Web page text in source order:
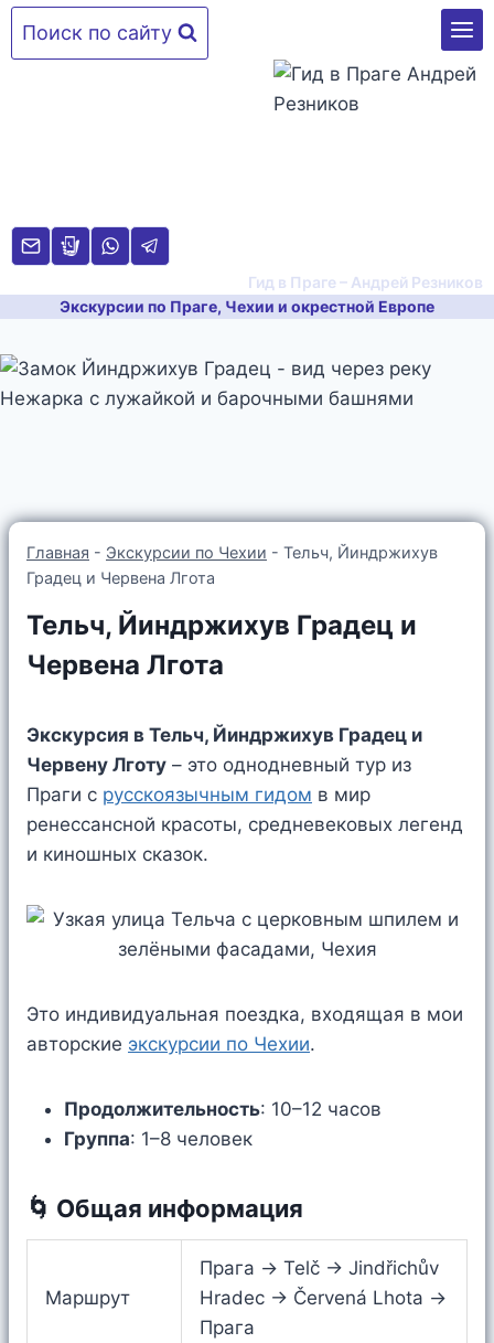
Перейти
Поиск по сайту
Гид в Праге – Андрей Резников
Экскурсии по Праге, Чехии и окрестной Европе
Главная - Экскурсии по Чехии - Тельч, Йиндржихув
Градец и Червена Лгота
Тельч, Йиндржихув Градец и
Червена Лгота
Экскурсия в Тельч, Йиндржихув Градец и
Червену Лготу – это однодневный тур из
Праги с русскоязычным гидом в мир
ренессансной красоты, средневековых легенд
и киношных сказок.
Это индивидуальная поездка, входящая в мои
авторские экскурсии по Чехии.
Продолжительность: 10–12 часов
Группа: 1–8 человек
🌀 Общая информация
Маршрут
Прага → Telč → Jindřichův
Hradec → Červená Lhota →
Прага